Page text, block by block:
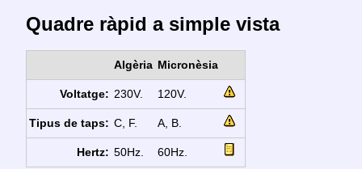
Quadre ràpid a simple vista
Algèria Micronèsia
Voltatge: 230V. 120V.
Tipus de taps: C, F. A, B.
Hertz: 50Hz. 60Hz.